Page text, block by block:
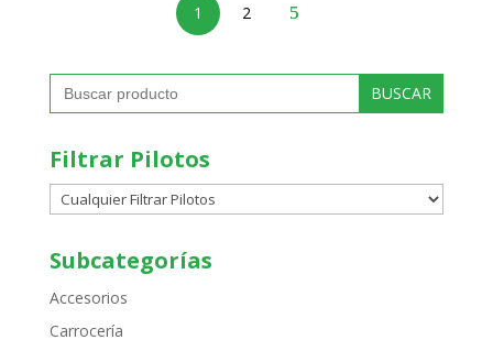
1 2
Buscar:
Filtrar Pilotos
Subcategorías
Accesorios
Carrocería